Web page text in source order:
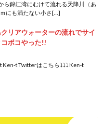
ら錦江湾にむけて流れる天降川（あ
にも満たない小さ[…]
クリアウォーターの流れでサイ
ボコやった!!
Ken-t Twitterはこちら⤵⤵⤵ Ken-t